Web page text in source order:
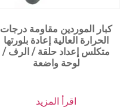
كبار الموردين مقاومة درجات
الحرارة العالية إعادة بلورتها
متكلس إعداد حلقة / الرف /
لوحة واضعة
اقرأ المزيد